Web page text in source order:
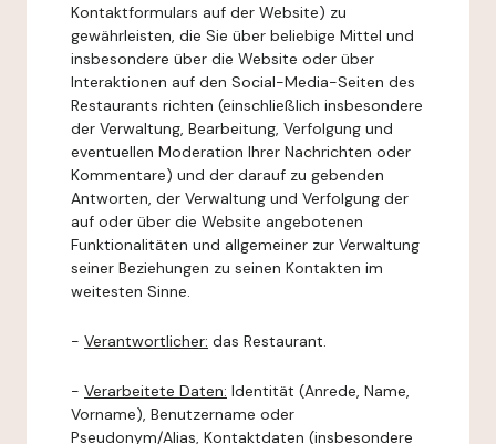
Kontaktformulars auf der Website) zu
gewährleisten, die Sie über beliebige Mittel und
insbesondere über die Website oder über
Interaktionen auf den Social-Media-Seiten des
Restaurants richten (einschließlich insbesondere
der Verwaltung, Bearbeitung, Verfolgung und
eventuellen Moderation Ihrer Nachrichten oder
Kommentare) und der darauf zu gebenden
Antworten, der Verwaltung und Verfolgung der
auf oder über die Website angebotenen
Funktionalitäten und allgemeiner zur Verwaltung
seiner Beziehungen zu seinen Kontakten im
weitesten Sinne.
- Verantwortlicher: das Restaurant.
- Verarbeitete Daten: Identität (Anrede, Name,
Vorname), Benutzername oder
Pseudonym/Alias, Kontaktdaten (insbesondere